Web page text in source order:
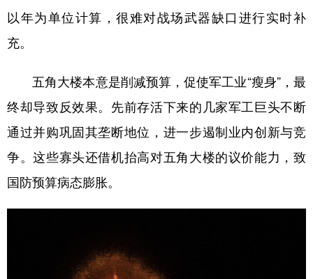
以年为单位计算，很难对战场武器缺口进行实时补
充。
五角大楼本意是削减预算，促使军工业“瘦身”，最
终却导致反效果。先前存活下来的几家军工巨头不断
通过并购巩固其垄断地位，进一步遏制业内创新与竞
争。这些寡头还借机抬高对五角大楼的议价能力，致
国防预算病态膨胀。